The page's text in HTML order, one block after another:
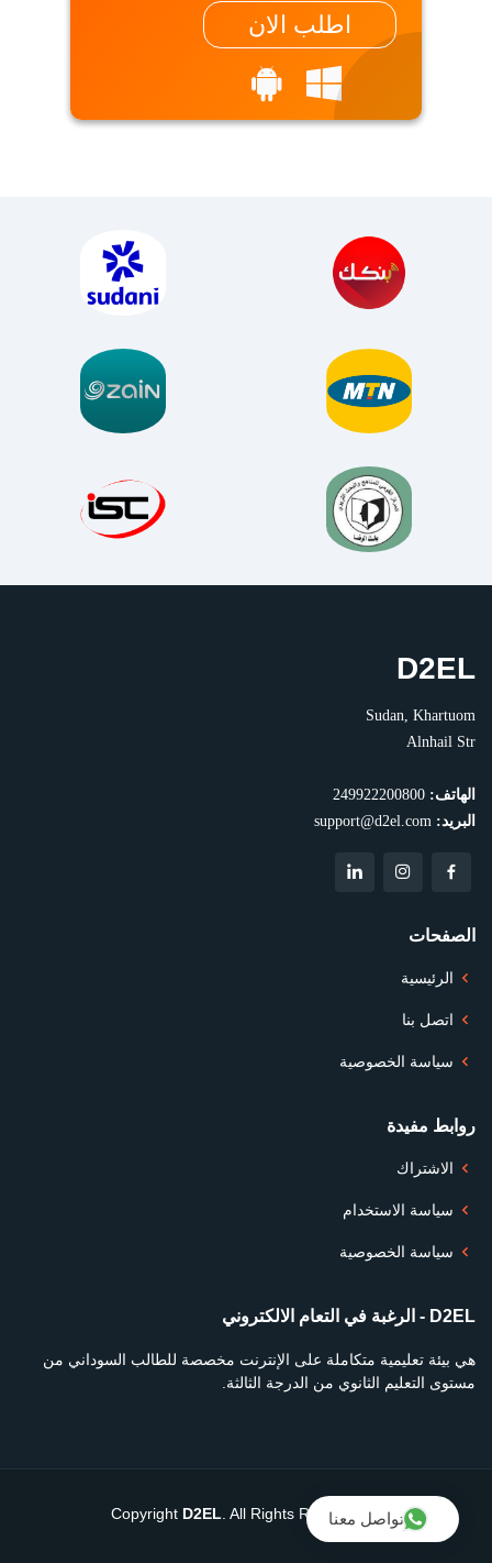
اطلب الان
D2EL
Sudan, Khartuom
Alnhail Str
الهاتف:
البريد:
الصفحات
الرئيسية
اتصل بنا
سياسة الخصوصية
روابط مفيدة
الاشتراك
سياسة الاستخدام
سياسة الخصوصية
D2EL - الرغبة في التعام الالكتروني
هي بيئة تعليمية متكاملة على الإنترنت مخصصة للطالب السوداني من
مستوى التعليم الثانوي من الدرجة الثالثة.
© Copyright
D2EL . All Rights Reservedتواصل معنا